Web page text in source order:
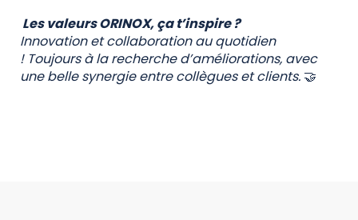
Les valeurs ORINOX, ça t’inspire ?
Innovation et collaboration au quotidien
! Toujours à la recherche d’améliorations, avec
une belle synergie entre collègues et clients. 🤝